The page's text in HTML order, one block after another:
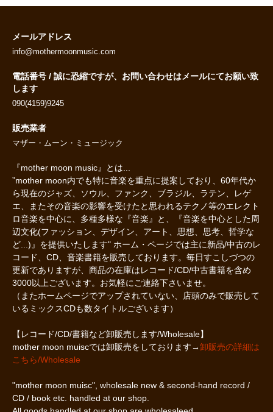
メールアドレス
info@mothermoonmusic.com
電話番号 / 誠に恐縮ですが、お問い合わせはメールにてお願い致
します
090(4159)9245
販売業者
マザー・ムーン・ミュージック
『mother moon music』とは...
”mother moon内でも特に音楽を重点に提案しており、60年代か
ら現在のジャズ、ソウル、ファンク、ブラジル、ラテン、レゲ
エ、またその音楽の影響を受けたと思われるテクノ等のエレクト
ロ音楽を中心に、多種多様な『音楽』と、『音楽を中心とした周
辺文化(ファッション、デザイン、アート、思想、思考、哲学な
ど...)』を提供いたします" ホーム・ページでは主に新品/中古のレ
コード、CD、音楽書籍を販売しております。毎日すこしづつの
更新でありますが、商品の在庫はレコード/CD/中古書籍を含め
3000以上ございます。お気軽にご連絡下さいませ。
（またホームページでアップされていない、店頭のみで販売して
いるミックスCDも数タイトルございます）
【レコード/CD/書籍など卸販売します/Wholesale】
mother moon muiscでは卸販売をしております→卸販売の詳細は
こちら/Wholesale
"mother moon muisc", wholesale new & second-hand record /
CD / book etc. handled at our shop.